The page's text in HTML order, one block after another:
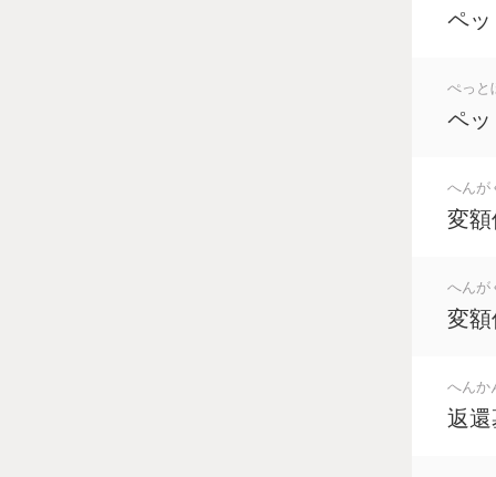
ペ
ぺっと
ペ
へんが
変
へんが
変
へんか
返